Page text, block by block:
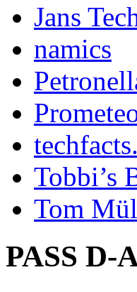
Jans
namics
Tobbi’s
Tom
PASS D-